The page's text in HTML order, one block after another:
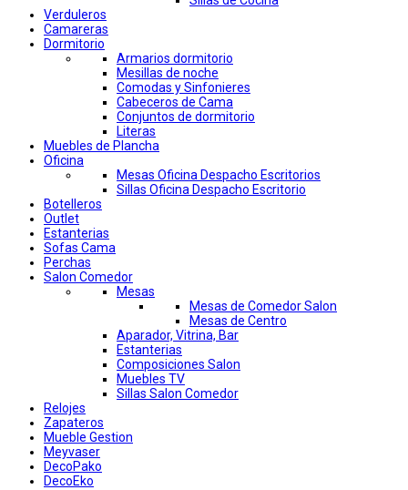
Verduleros
Camareras
Dormitorio
Armarios dormitorio
Mesillas de noche
Comodas y Sinfonieres
Cabeceros de Cama
Conjuntos de dormitorio
Literas
Muebles de Plancha
Oficina
Mesas Oficina Despacho Escritorios
Sillas Oficina Despacho Escritorio
Botelleros
Outlet
Estanterias
Sofas Cama
Perchas
Salon Comedor
Mesas
Mesas de Comedor Salon
Mesas de Centro
Aparador, Vitrina, Bar
Estanterias
Composiciones Salon
Muebles TV
Sillas Salon Comedor
Relojes
Zapateros
Mueble Gestion
Meyvaser
DecoPako
DecoEko